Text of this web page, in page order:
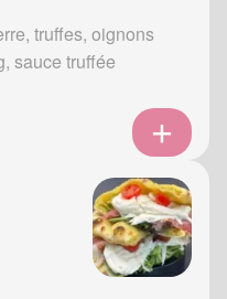
truffes, oignons
sauce truffée